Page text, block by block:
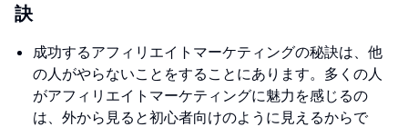
訣
成功するアフィリエイトマーケティングの秘訣は、他
の人がやらないことをすることにあります。多くの人
がアフィリエイトマーケティングに魅力を感じるの
は、外から見ると初心者向けのように見えるからで